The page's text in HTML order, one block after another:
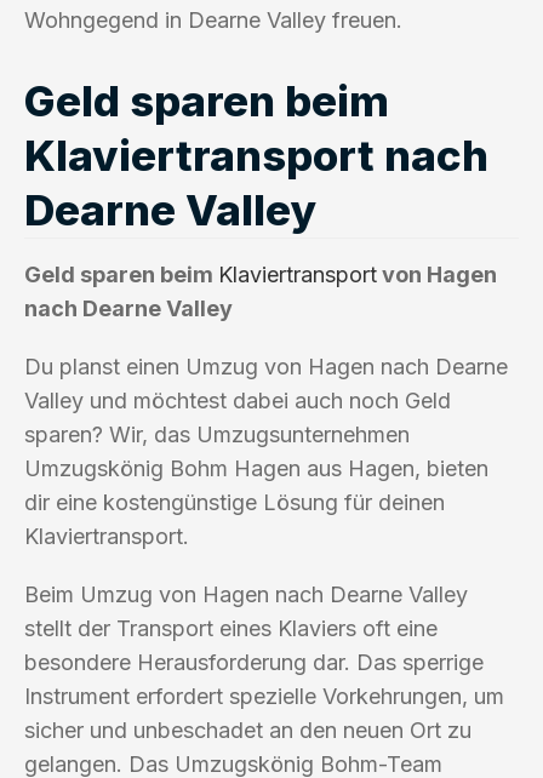
Wohngegend in Dearne Valley freuen.
Geld sparen beim
Klaviertransport nach
Dearne Valley
Geld sparen beim Klaviertransportvon Hagen
nach Dearne Valley
Du planst einen Umzug von Hagen nach Dearne
Valley und möchtest dabei auch noch Geld
sparen? Wir, das Umzugsunternehmen
Umzugskönig Bohm Hagen aus Hagen, bieten
dir eine kostengünstige Lösung für deinen
Klaviertransport.
Beim Umzug von Hagen nach Dearne Valley
stellt der Transport eines Klaviers oft eine
besondere Herausforderung dar. Das sperrige
Instrument erfordert spezielle Vorkehrungen, um
sicher und unbeschadet an den neuen Ort zu
gelangen. Das Umzugskönig Bohm-Team